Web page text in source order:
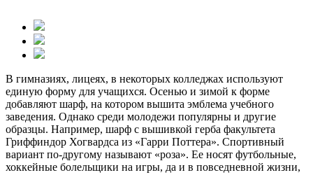
В гимназиях, лицеях, в некоторых колледжах используют
единую форму для учащихся. Осенью и зимой к форме
добавляют шарф, на котором вышита эмблема учебного
заведения. Однако среди молодежи популярны и другие
образцы. Например, шарф с вышивкой герба факультета
Гриффиндор Хогвардса из «Гарри Поттера». Спортивный
вариант по-другому называют «роза». Ее носят футбольные,
хоккейные болельщики на игры, да и в повседневной жизни,